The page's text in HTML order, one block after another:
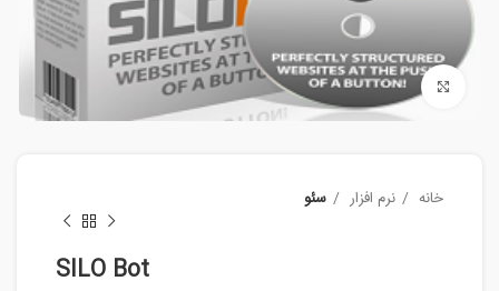
برای بزرگنمایی کلیک کنید
خانه نرم افزار سئو
SILO Bot